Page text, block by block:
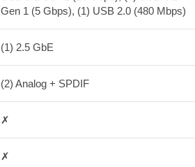
Gen 1 (5 Gbps), (1) USB 2.0 (480 Mbps)
(1) 2.5 GbE
(2) Analog + SPDIF
✗
✗